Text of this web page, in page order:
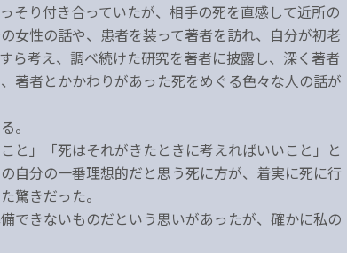
そり付き合っていたが、相手の死を直感して近所の
女性の話や、患者を装って著者を訪れ、自分が初老
ら考え、調べ続けた研究を著者に披露し、深く著者
著者とかかわりがあった死をめぐる色々な人の話が
。
と」「死はそれがきたときに考えればいいこと」と
自分の一番理想的だと思う死に方が、着実に死に行
驚きだった。
できないものだという思いがあったが、確かに私の